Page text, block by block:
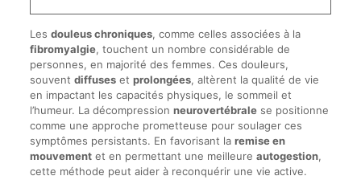
Les douleus chroniques, comme celles associées à la
fibromyalgie, touchent un nombre considérable de
personnes, en majorité des femmes. Ces douleurs,
souvent diffuseset prolongées, altèrent la qualité de vie
en impactant les capacités physiques, le sommeil et
l’humeur. La décompression neurovertébralese positionne
comme une approche prometteuse pour soulager ces
symptômes persistants. En favorisant la remise en
mouvementet en permettant une meilleure autogestion,
cette méthode peut aider à reconquérir une vie active.